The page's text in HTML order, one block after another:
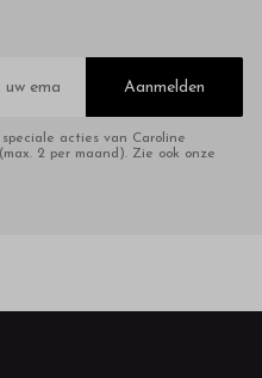
Aanmelden
acties van Caroline
2 per maand). Zie ook onze